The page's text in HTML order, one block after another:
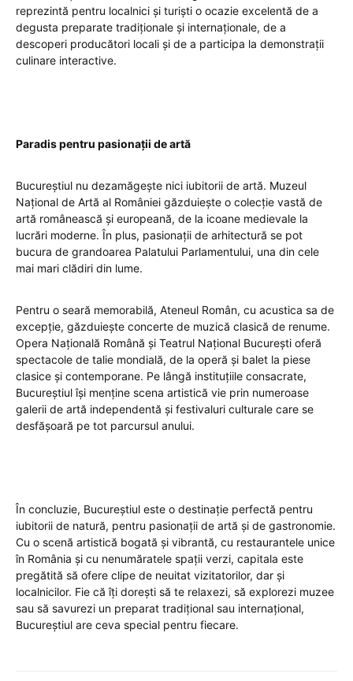
reprezintă pentru localnici și turiști o ocazie excelentă de a
degusta preparate tradiționale și internaționale, de a
descoperi producători locali și de a participa la demonstrații
culinare interactive.
Paradis pentru pasionații de artă
Bucureștiul nu dezamăgește nici iubitorii de artă. Muzeul
Național de Artă al României găzduiește o colecție vastă de
artă românească și europeană, de la icoane medievale la
lucrări moderne. În plus, pasionații de arhitectură se pot
bucura de grandoarea Palatului Parlamentului, una din cele
mai mari clădiri din lume.
Pentru o seară memorabilă, Ateneul Român, cu acustica sa de
excepție, găzduiește concerte de muzică clasică de renume.
Opera Națională Română și Teatrul Național București oferă
spectacole de talie mondială, de la operă și balet la piese
clasice și contemporane. Pe lângă instituțiile consacrate,
Bucureștiul își menține scena artistică vie prin numeroase
galerii de artă independentă și festivaluri culturale care se
desfășoară pe tot parcursul anului.
În concluzie, Bucureștiul este o destinație perfectă pentru
iubitorii de natură, pentru pasionații de artă și de gastronomie.
Cu o scenă artistică bogată și vibrantă, cu restaurantele unice
în România și cu nenumăratele spații verzi, capitala este
pregătită să ofere clipe de neuitat vizitatorilor, dar și
localnicilor. Fie că îți dorești să te relaxezi, să explorezi muzee
sau să savurezi un preparat tradițional sau internațional,
Bucureștiul are ceva special pentru fiecare.